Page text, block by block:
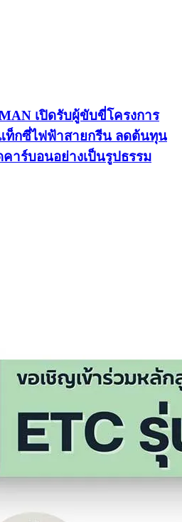
เปิดรับผู้ขับขี่โครงการ
ท็กซี่ไฟฟ้าสายกรีน ลดต้นทุน
าร์บอนอย่างเป็นรูปธรรม